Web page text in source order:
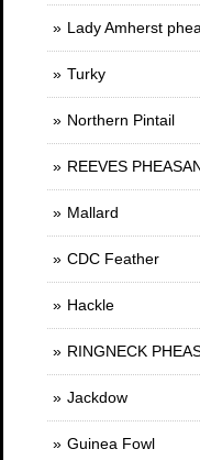
Lady Amherst
Turky
Northern Pintail
REEVES
Mallard
CDC Feather
Hackle
RINGNECK
Jackdow
Guinea Fowl